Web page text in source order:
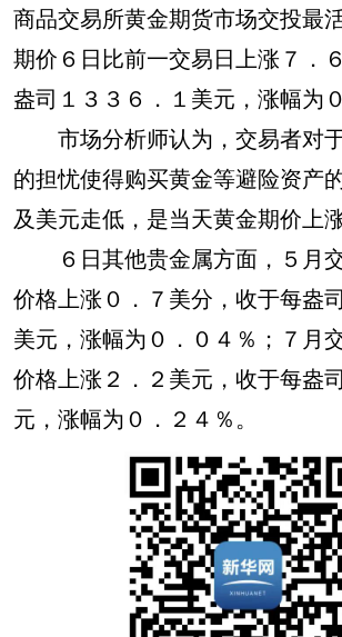
商品交易所黄金期货市场交投最
期价６日比前一交易日上涨７．
盎司１３３６．１美元，涨幅为
市场分析师认为，交易者对
的担忧使得购买黄金等避险资产
及美元走低，是当天黄金期价上
６日其他贵金属方面，５月
价格上涨０．７美分，收于每盎
美元，涨幅为０．０４％；７月
价格上涨２．２美元，收于每盎
元，涨幅为０．２４％。